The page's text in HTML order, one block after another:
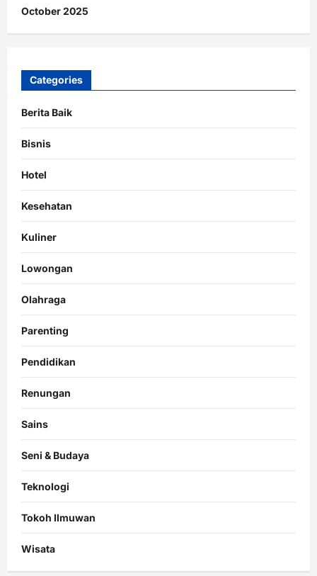
October 2025
Categories
Berita Baik
Bisnis
Hotel
Kesehatan
Kuliner
Lowongan
Olahraga
Parenting
Pendidikan
Renungan
Sains
Seni & Budaya
Teknologi
Tokoh Ilmuwan
Wisata